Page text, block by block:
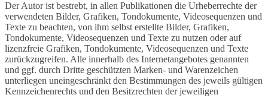
Der Autor ist bestrebt, in allen Publikationen die Urheberrechte der
verwendeten Bilder, Grafiken, Tondokumente, Videosequenzen und
Texte zu beachten, von ihm selbst erstellte Bilder, Grafiken,
Tondokumente, Videosequenzen und Texte zu nutzen oder auf
lizenzfreie Grafiken, Tondokumente, Videosequenzen und Texte
zurückzugreifen. Alle innerhalb des Internetangebotes genannten
und ggf. durch Dritte geschützten Marken- und Warenzeichen
unterliegen uneingeschränkt den Bestimmungen des jeweils gültigen
Kennzeichenrechts und den Besitzrechten der jeweiligen